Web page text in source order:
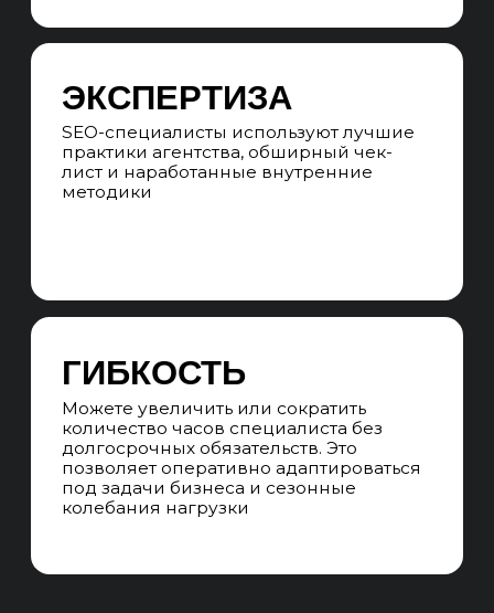
ФОРМИРОВАНИЕ ОТЧЕТА
Формируем полный текстовый отчёт
по выполненным работам,
результатам, выявленным проблемам
МАТЕРИАЛЫ ИССЛЕДОВАНИЯ
Составляем рекомендации
по дальнейшей работе над сайтом
и оптимизации
Результат:
Выполнены делегированные SEO-
задачи в формате почасовой оплаты
работы. Обеспечена полная
прозрачность, контроль бюджета
внутренние процессы команды,